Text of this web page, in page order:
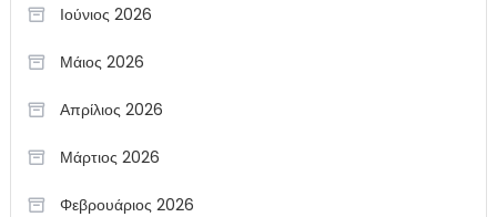
Ιούνιος 2026
Μάιος 2026
Απρίλιος 2026
Μάρτιος 2026
Φεβρουάριος 2026